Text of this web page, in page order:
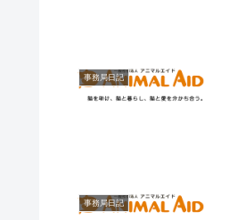
事務局日記
事務局日記